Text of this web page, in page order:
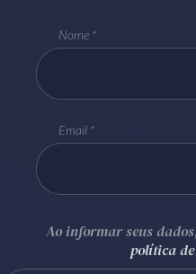
Nome
Email
Ao informar seus
política